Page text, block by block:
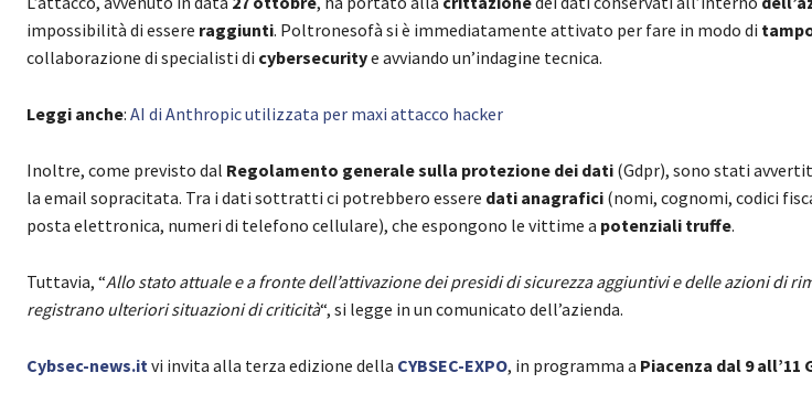
impossibilità di essere raggiunti. Poltronesofà si è immediatamente attivato per fare in modo di
collaborazione di specialisti di cybersecuritye avviando un’indagine tecnica.
Leggi anche: AI di Anthropic utilizzata per maxi attacco hacker
Inoltre, come previsto dal Regolamento generale sulla protezione dei dati (Gdpr), sono stati
la email sopracitata. Tra i dati sottratti ci potrebbero essere dati anagrafici (nomi, cognomi, codici
posta elettronica, numeri di telefono cellulare), che espongono le vittime a potenziali truffe.
Tuttavia, “Allo stato attuale e a fronte dell’attivazione dei presidi di sicurezza aggiuntivi e delle azioni di
registrano ulteriori situazioni di criticità“, si legge in un comunicato dell’azienda.
Cybsec-news.itvi invita alla terza edizione della CYBSEC-EXPO, in programma a Piacenza dal 9 all’11